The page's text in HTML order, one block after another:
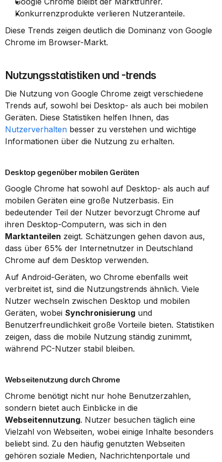
Konkurrenzprodukte verlieren Nutzeranteile.
Diese Trends zeigen deutlich die Dominanz von Google
Chrome im Browser-Markt.
Nutzungsstatistiken und -trends
Die Nutzung von Google Chrome zeigt verschiedene
Trends auf, sowohl bei Desktop- als auch bei mobilen
Nutzerverhalten besser zu verstehen und wichtige
Informationen über die Nutzung zu erhalten.
Desktop gegenüber mobilen Geräten
Google Chrome hat sowohl auf Desktop- als auch auf
mobilen Geräten eine große Nutzerbasis. Ein
bedeutender Teil der Nutzer bevorzugt Chrome auf
Marktanteilen zeigt. Schätzungen gehen davon aus,
dass über 65% der Internetnutzer in Deutschland
Chrome auf dem Desktop verwenden.
Auf Android-Geräten, wo Chrome ebenfalls weit
verbreitet ist, sind die Nutzungstrends ähnlich. Viele
Nutzer wechseln zwischen Desktop und mobilen
Geräten, wobei Synchronisierung und
Benutzerfreundlichkeit große Vorteile bieten. Statistiken
zeigen, dass die mobile Nutzung ständig zunimmt,
während PC-Nutzer stabil bleiben.
Webseitenutzung durch Chrome
Chrome benötigt nicht nur hohe Benutzerzahlen,
Webseitennutzung. Nutzer besuchen täglich eine
Vielzahl von Webseiten, wobei einige Inhalte besonders
beliebt sind. Zu den häufig genutzten Webseiten
gehören soziale Medien, Nachrichtenportale und